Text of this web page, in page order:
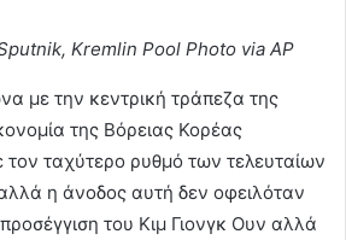
Kremlin Pool Photo via AP
με την κεντρική τράπεζα της
της Βόρειας Κορέας
ταχύτερο ρυθμό των τελευταίων
η άνοδος αυτή δεν οφειλόταν
του Κιμ Γιονγκ Ουν αλλά